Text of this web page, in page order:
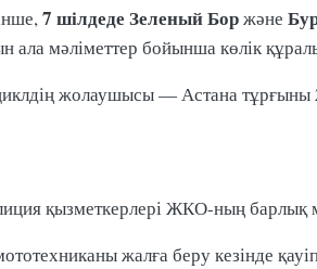
7 шілдеде Зеленый Боржәне
ала мәліметтер бойынша көлік
жолаушысы — Астана тұрғыны
қызметкерлері ЖКО-ның
жалға беру кезінде